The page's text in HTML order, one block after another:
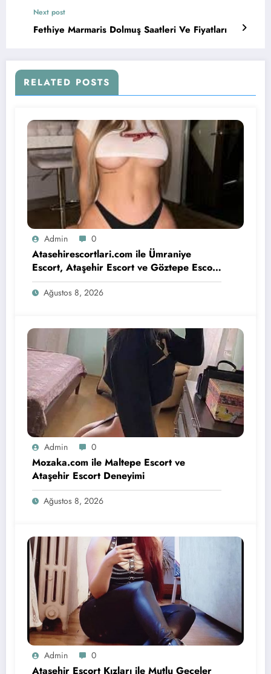
Next post
Fethiye Marmaris Dolmuş Saatleri Ve Fiyatları
RELATED POSTS
Admin 0
Atasehirescortlari.com ile Ümraniye
Escort, Ataşehir Escort ve Göztepe Escort
Deneyimi
Ağustos 8, 2026
Admin 0
Mozaka.com ile Maltepe Escort ve
Ataşehir Escort Deneyimi
Ağustos 8, 2026
Admin 0
Ataşehir Escort Kızları ile Mutlu Geceler